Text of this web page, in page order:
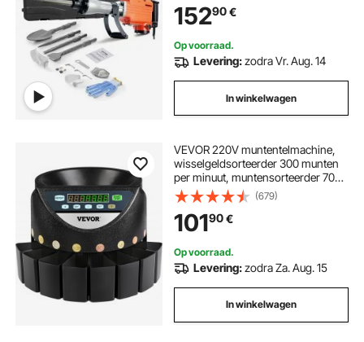
15290€
Op voorraad.
Levering:zodra Vr. Aug. 14
In winkelwagen
VEVOR 220V muntentelmachine,
wisselgeldsorteerder 300 munten
per minuut, muntensorteerder 700
muntencapaciteit,
euromuntentelmachine met 8
verzamelboxen, geldteller, voor
Subways
(679)
10190€
Op voorraad.
Levering:zodra Za. Aug. 15
In winkelwagen